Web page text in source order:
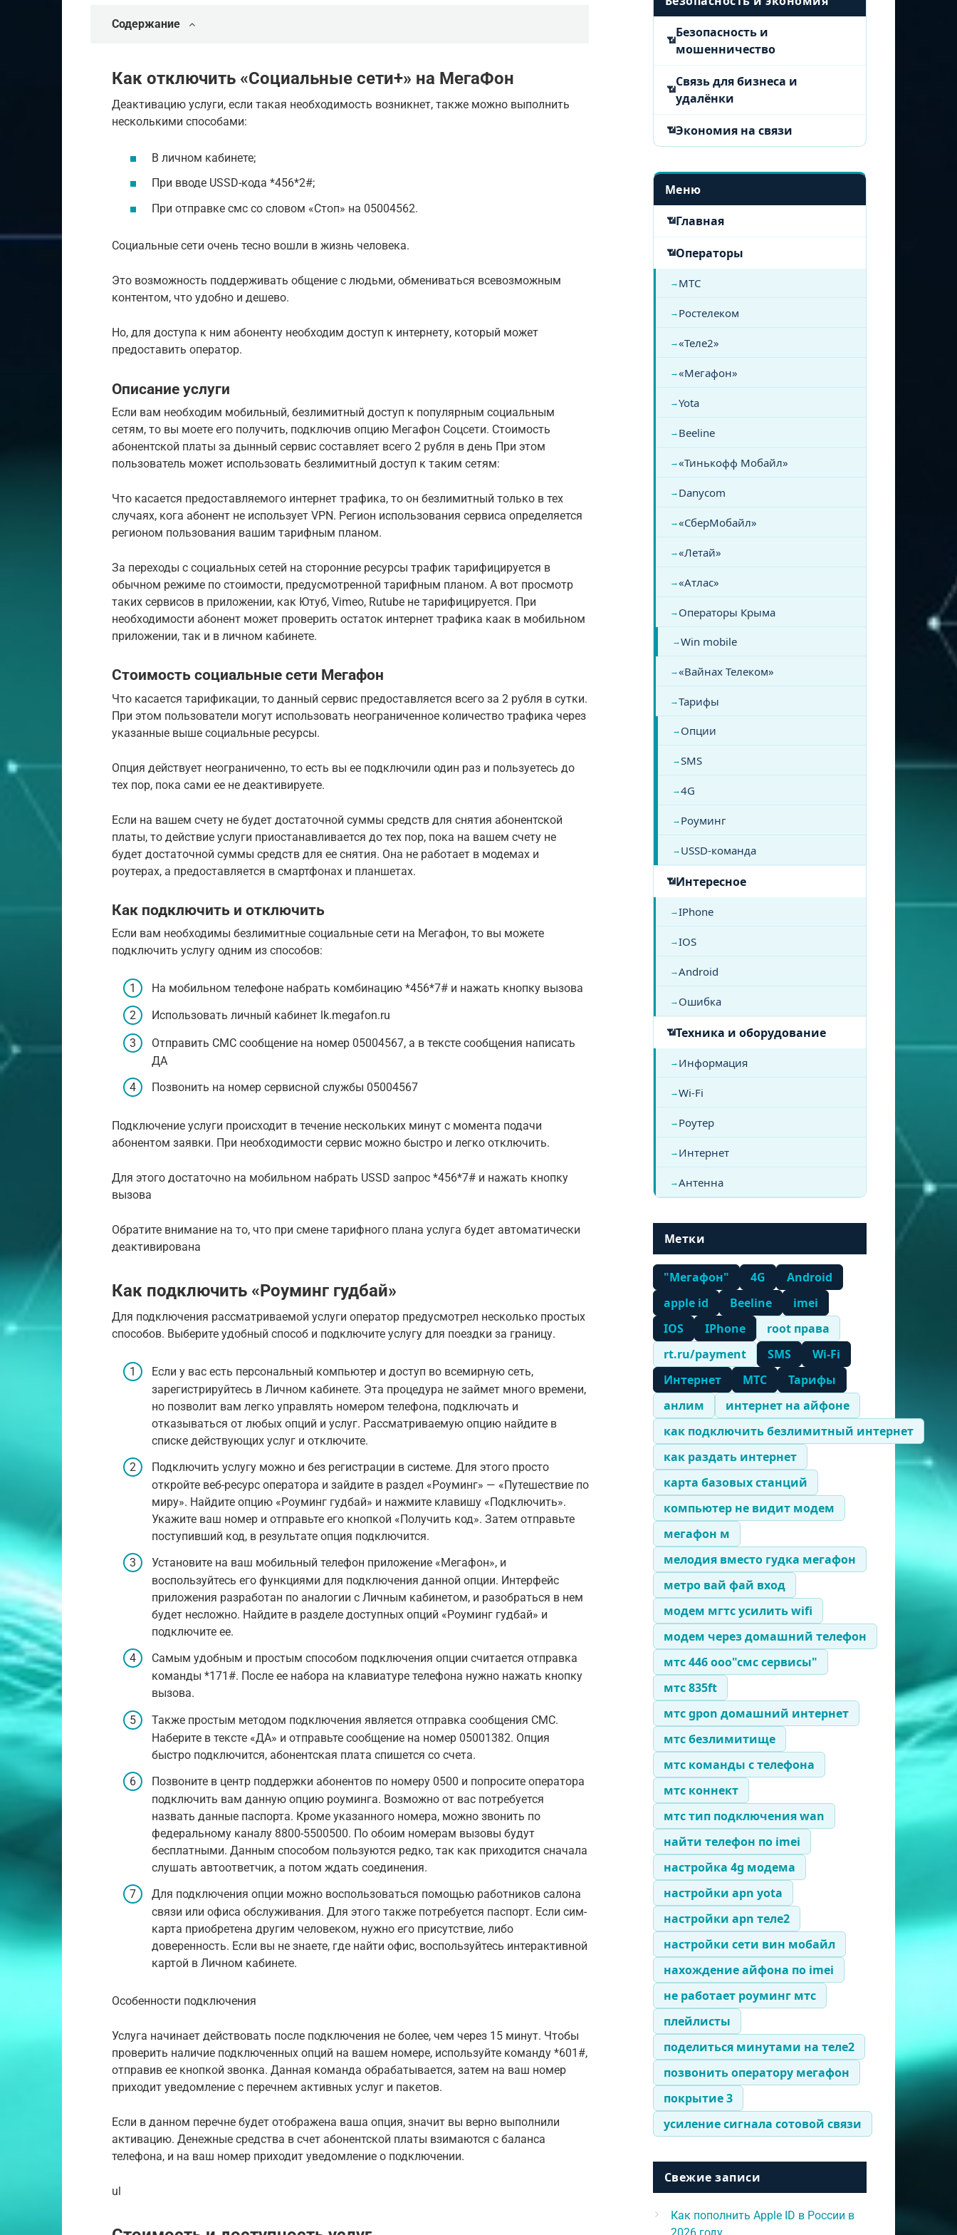
Содержание
Как отключить «Социальные сети+» на МегаФон
Деактивацию услуги, если такая необходимость возникнет, также можно выполнить
несколькими способами:
В личном кабинете;
При вводе USSD-кода *456*2#;
При отправке смс со словом «Стоп» на 05004562.
Социальные сети очень тесно вошли в жизнь человека.
Это возможность поддерживать общение с людьми, обмениваться всевозможным
контентом, что удобно и дешево.
Но, для доступа к ним абоненту необходим доступ к интернету, который может
предоставить оператор.
Описание услуги
Если вам необходим мобильный, безлимитный доступ к популярным социальным
сетям, то вы моете его получить, подключив опцию Мегафон Соцсети. Стоимость
абонентской платы за дынный сервис составляет всего 2 рубля в день При этом
пользователь может использовать безлимитный доступ к таким сетям:
Что касается предоставляемого интернет трафика, то он безлимитный только в тех
случаях, кога абонент не использует VPN. Регион использования сервиса определяется
регионом пользования вашим тарифным планом.
За переходы с социальных сетей на сторонние ресурсы трафик тарифицируется в
обычном режиме по стоимости, предусмотренной тарифным планом. А вот просмотр
таких сервисов в приложении, как Ютуб, Vimeo, Rutube не тарифицируется. При
необходимости абонент может проверить остаток интернет трафика каак в мобильном
приложении, так и в личном кабинете.
Стоимость социальные сети Мегафон
Что касается тарификации, то данный сервис предоставляется всего за 2 рубля в сутки.
При этом пользователи могут использовать неограниченное количество трафика через
указанные выше социальные ресурсы.
Опция действует неограниченно, то есть вы ее подключили один раз и пользуетесь до
тех пор, пока сами ее не деактивируете.
Если на вашем счету не будет достаточной суммы средств для снятия абонентской
платы, то действие услуги приостанавливается до тех пор, пока на вашем счету не
будет достаточной суммы средств для ее снятия. Она не работает в модемах и
роутерах, а предоставляется в смартфонах и планшетах.
Как подключить и отключить
Если вам необходимы безлимитные социальные сети на Мегафон, то вы можете
подключить услугу одним из способов:
На мобильном телефоне набрать комбинацию *456*7# и нажать кнопку вызова
Использовать личный кабинет lk.megafon.ru
Отправить СМС сообщение на номер 05004567, а в тексте сообщения написать
ДА
Позвонить на номер сервисной службы 05004567
Подключение услуги происходит в течение нескольких минут с момента подачи
абонентом заявки. При необходимости сервис можно быстро и легко отключить.
Для этого достаточно на мобильном набрать USSD запрос *456*7# и нажать кнопку
вызова
Обратите внимание на то, что при смене тарифного плана услуга будет автоматически
деактивирована
Как подключить «Роуминг гудбай»
Для подключения рассматриваемой услуги оператор предусмотрел несколько простых
способов. Выберите удобный способ и подключите услугу для поездки за границу.
Если у вас есть персональный компьютер и доступ во всемирную сеть,
зарегистрируйтесь в Личном кабинете. Эта процедура не займет много времени,
но позволит вам легко управлять номером телефона, подключать и
отказываться от любых опций и услуг. Рассматриваемую опцию найдите в
списке действующих услуг и отключите.
Подключить услугу можно и без регистрации в системе. Для этого просто
откройте веб-ресурс оператора и зайдите в раздел «Роуминг» — «Путешествие по
миру». Найдите опцию «Роуминг гудбай» и нажмите клавишу «Подключить».
Укажите ваш номер и отправьте его кнопкой «Получить код». Затем отправьте
поступивший код, в результате опция подключится.
Установите на ваш мобильный телефон приложение «Мегафон», и
воспользуйтесь его функциями для подключения данной опции. Интерфейс
приложения разработан по аналогии с Личным кабинетом, и разобраться в нем
будет несложно. Найдите в разделе доступных опций «Роуминг гудбай» и
подключите ее.
Самым удобным и простым способом подключения опции считается отправка
команды *171#. После ее набора на клавиатуре телефона нужно нажать кнопку
вызова.
Также простым методом подключения является отправка сообщения СМС.
Наберите в тексте «ДА» и отправьте сообщение на номер 05001382. Опция
быстро подключится, абонентская плата спишется со счета.
Позвоните в центр поддержки абонентов по номеру 0500 и попросите оператора
подключить вам данную опцию роуминга. Возможно от вас потребуется
назвать данные паспорта. Кроме указанного номера, можно звонить по
федеральному каналу 8800-5500500. По обоим номерам вызовы будут
бесплатными. Данным способом пользуются редко, так как приходится сначала
слушать автоответчик, а потом ждать соединения.
Для подключения опции можно воспользоваться помощью работников салона
связи или офиса обслуживания. Для этого также потребуется паспорт. Если сим-
карта приобретена другим человеком, нужно его присутствие, либо
доверенность. Если вы не знаете, где найти офис, воспользуйтесь интерактивной
картой в Личном кабинете.
Особенности подключения
Услуга начинает действовать после подключения не более, чем через 15 минут. Чтобы
проверить наличие подключенных опций на вашем номере, используйте команду *601#,
отправив ее кнопкой звонка. Данная команда обрабатывается, затем на ваш номер
приходит уведомление с перечнем активных услуг и пакетов.
Если в данном перечне будет отображена ваша опция, значит вы верно выполнили
активацию. Денежные средства в счет абонентской платы взимаются с баланса
телефона, и на ваш номер приходит уведомление о подключении.
ul
Безопасность и
мошенничество
Связь для бизнеса и
удалёнки
Экономия на связи
Меню
Главная
Операторы
МТС
Ростелеком
«Теле2»
«Мегафон»
Yota
Beeline
«Тинькофф Мобайл»
Danycom
«СберМобайл»
«Летай»
«Атлас»
Операторы Крыма
Win mobile
«Вайнах Телеком»
Тарифы
Опции
SMS
4G
Роуминг
USSD-команда
Интересное
IPhone
IOS
Android
Ошибка
Техника и оборудование
Информация
Wi-Fi
Роутер
Интернет
Антенна
Метки
"Мегафон" 4G
Android
apple id
Beeline
imei
IOS
IPhone
root права
rt.ru/payment
SMS
Wi-Fi
Интернет
МТС
Тарифы
анлим
интернет на айфоне
как подключить безлимитный интернет
как раздать интернет
карта базовых станций
компьютер не видит модем
мегафон м
мелодия вместо гудка мегафон
метро вай фай вход
модем мгтс усилить wifi
модем через домашний телефон
мтс 446 ооо"смс сервисы"
мтс 835ft
мтс gpon домашний интернет
мтс безлимитище
мтс команды с телефона
мтс коннект
мтс тип подключения wan
найти телефон по imei
настройка 4g модема
настройки apn yota
настройки apn теле2
настройки сети вин мобайл
нахождение айфона по imei
не работает роуминг мтс
плейлисты
поделиться минутами на теле2
позвонить оператору мегафон
покрытие 3
усиление сигнала сотовой связи
Свежие записи
Как пополнить Apple ID в России в